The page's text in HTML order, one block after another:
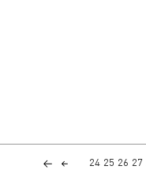
24 25 26 27